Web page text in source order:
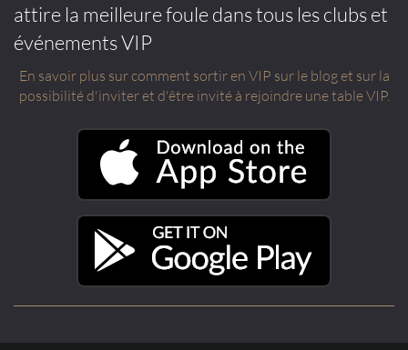
attire la meilleure foule dans tous les clubs et
événements VIP
En savoir plus sur comment sortir en VIP sur le blog et sur la
possibilité d'inviter et d'être invité à rejoindre une table VIP.